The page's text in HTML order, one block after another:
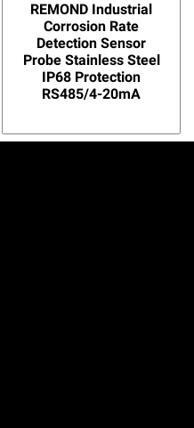
REMOND Industrial
Corrosion Rate
Detection Sensor
Probe Stainless Steel
IP68 Protection
RS485/4-20mA